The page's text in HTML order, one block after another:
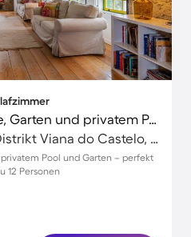
Landhaus mit Terrasse, Garten und privatem Pool | Ideal für Homeoffice
Jolda (Madalena), Distrikt Viana do Castelo, Portugal
Pool und Garten – perfekt
12 Personen